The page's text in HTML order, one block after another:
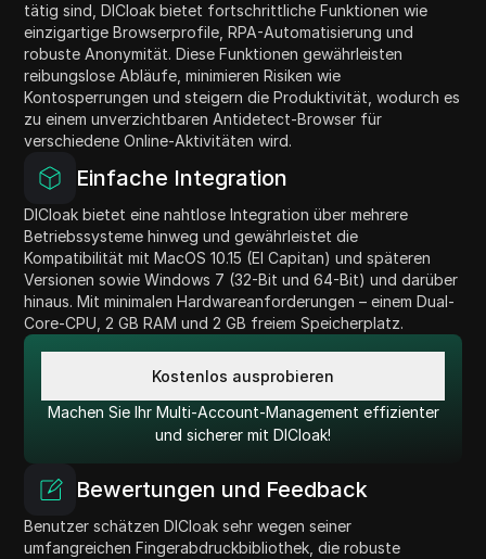
tätig sind, DICloak bietet fortschrittliche Funktionen wie
einzigartige Browserprofile, RPA-Automatisierung und
robuste Anonymität. Diese Funktionen gewährleisten
reibungslose Abläufe, minimieren Risiken wie
Kontosperrungen und steigern die Produktivität, wodurch es
zu einem unverzichtbaren Antidetect-Browser für
verschiedene Online-Aktivitäten wird.
Einfache Integration
DICloak bietet eine nahtlose Integration über mehrere
Betriebssysteme hinweg und gewährleistet die
Kompatibilität mit MacOS 10.15 (El Capitan) und späteren
Versionen sowie Windows 7 (32-Bit und 64-Bit) und darüber
hinaus. Mit minimalen Hardwareanforderungen – einem Dual-
Core-CPU, 2 GB RAM und 2 GB freiem Speicherplatz.
Kostenlos ausprobieren
Machen Sie Ihr Multi-Account-Management effizienter
und sicherer mit DICloak!
Bewertungen und Feedback
Benutzer schätzen DICloak sehr wegen seiner
umfangreichen Fingerabdruckbibliothek, die robuste